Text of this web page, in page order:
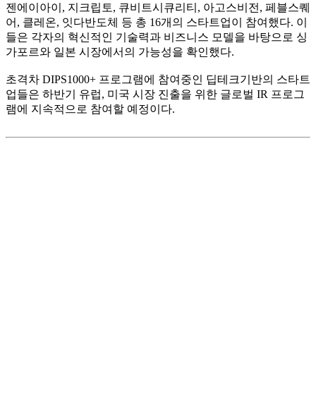
젠에이아이, 지크립토, 큐비트시큐리티, 아고스비전, 페블스퀘
어, 클레온, 잇다반도체 등 총 16개의 스타트업이 참여했다. 이
들은 각자의 혁신적인 기술력과 비즈니스 모델을 바탕으로 싱
가포르와 일본 시장에서의 가능성을 확인했다.
초격차 DIPS1000+ 프로그램에 참여중인 딥테크기반의 스타트
업들은 하반기 유럽, 미국 시장 진출을 위한 글로벌 IR 프로그
램에 지속적으로 참여할 예정이다.